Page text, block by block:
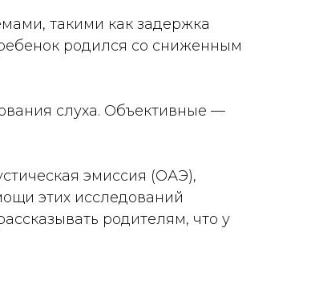
такими как задержка
родился со сниженным
слуха. Объективные —
эмиссия (ОАЭ),
этих исследований
родителям, что у